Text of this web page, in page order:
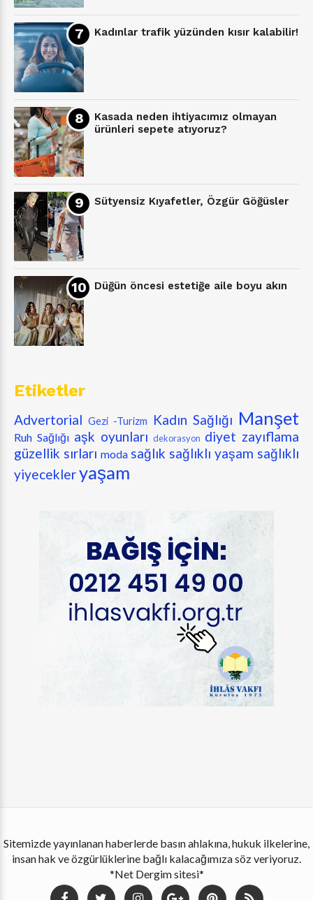
Kadınlar trafik yüzünden kısır kalabilir!
Kasada neden ihtiyacımız olmayan
ürünleri sepete atıyoruz?
Sütyensiz Kıyafetler, Özgür Göğüsler
Düğün öncesi estetiğe aile boyu akın
Etiketler
Advertorial Gezi -Turizm Kadın Sağlığı Manşet
Ruh Sağlığı aşk oyunları dekorasyon diyet zayıflama
güzellik sırları moda sağlık sağlıklı yaşam sağlıklı
yiyecekleryaşam
Sitemizde yayınlanan haberlerde basın ahlakına, hukuk ilkelerine,
insan hak ve özgürlüklerine bağlı kalacağımıza söz veriyoruz.
*Net Dergim sitesi*